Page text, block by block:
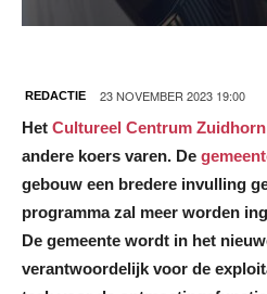
REDACTIE 23 NOVEMBER 2023 19:00
Het Cultureel Centrum Zuidhorn
andere koers varen. De
gebouw een bredere invulling
programma zal meer worden
De gemeente wordt in het
verantwoordelijk voor de